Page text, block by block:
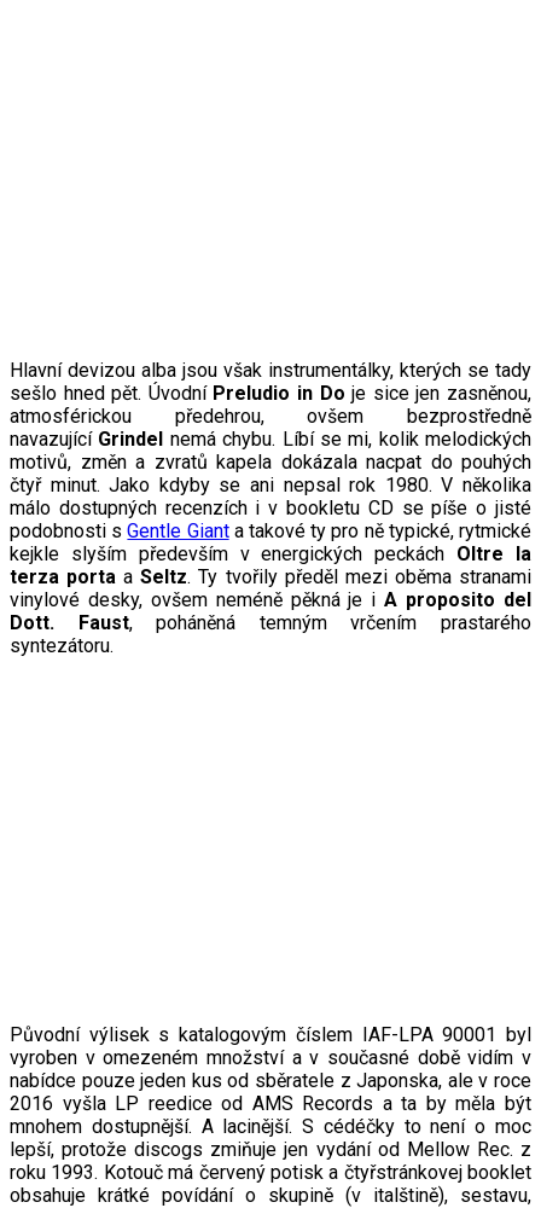
Hlavní devizou alba jsou však instrumentálky, kterých se tady
sešlo hned pět. Úvodní Preludio in Do je sice jen zasněnou,
atmosférickou předehrou, ovšem bezprostředně
navazující Grindel nemá chybu. Líbí se mi, kolik melodických
motivů, změn a zvratů kapela dokázala nacpat do pouhých
čtyř minut. Jako kdyby se ani nepsal rok 1980. V několika
málo dostupných recenzích i v bookletu CD se píše o jisté
podobnosti sGentle Gianta takové ty pro ně typické, rytmické
kejkle slyším především v energických peckách Oltre la
terza porta aSeltz. Ty tvořily předěl mezi oběma stranami
vinylové desky, ovšem neméně pěkná je iA proposito del
Dott. Faust, poháněná temným vrčením prastarého
syntezátoru.
Původní výlisek s katalogovým číslem IAF-LPA 90001 byl
vyroben v omezeném množství a v současné době vidím v
nabídce pouze jeden kus od sběratele z Japonska, ale v roce
2016 vyšla LP reedice od AMS Records a ta by měla být
mnohem dostupnější. A lacinější. S cédéčky to není o moc
lepší, protože discogs zmiňuje jen vydání od Mellow Rec. z
roku 1993. Kotouč má červený potisk a čtyřstránkovej booklet
obsahuje krátké povídání o skupině (v italštině), sestavu,